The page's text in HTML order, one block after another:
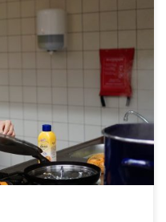
Eetertainmarkt! Onze
deze foodmarket om
weg in het voorjaar. Dit jaar
genieten van oliebollen,
en nog veel meer lekkers!